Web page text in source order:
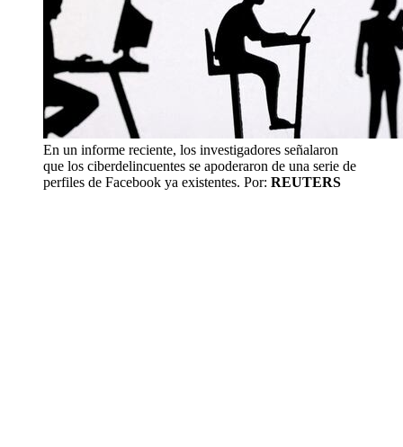
En un informe reciente, los investigadores señalaron
que los ciberdelincuentes se apoderaron de una serie de
perfiles de Facebook ya existentes. Por: REUTERS